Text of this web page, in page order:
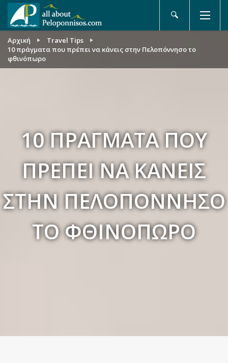
Αρχική
Travel Tips
10 πράγματα που πρέπει να κάνεις στην Πελοπόννησο το
φθινόπωρο
10 ΠΡΆΓΜΑΤΑ ΠΟΥ
ΠΡΈΠΕΙ ΝΑ ΚΆΝΕΙΣ
ΣΤΗΝ ΠΕΛΟΠΌΝΝΗΣΟ
ΤΟ ΦΘΙΝΌΠΩΡΟ